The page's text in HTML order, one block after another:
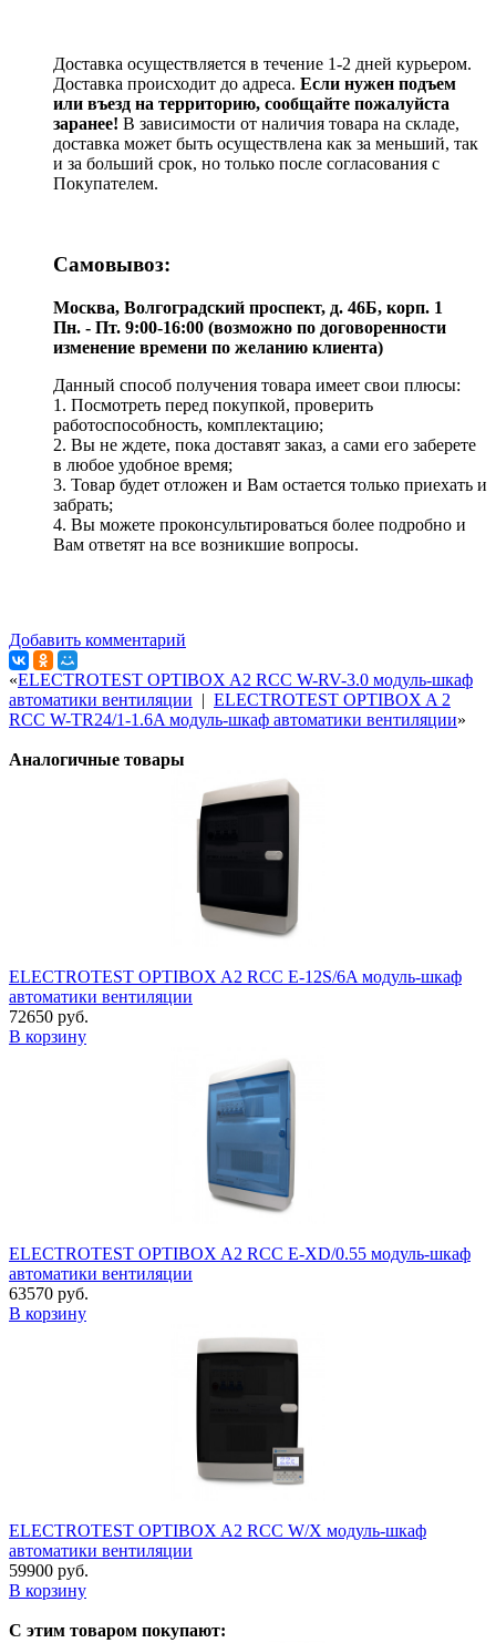
Доставка осуществляется в течение 1-2 дней курьером.
Доставка происходит до адреса. Если нужен подъем
или въезд на территорию, сообщайте пожалуйста
заранее! В зависимости от наличия товара на складе,
доставка может быть осуществлена как за меньший, так
и за больший срок, но только после согласования с
Покупателем.
Самовывоз:
Москва, Волгоградский проспект, д. 46Б, корп. 1
Пн. - Пт. 9:00-16:00 (возможно по договоренности
изменение времени по желанию клиента)
Данный способ получения товара имеет свои плюсы:
1. Посмотреть перед покупкой, проверить
работоспособность, комплектацию;
2. Вы не ждете, пока доставят заказ, а сами его заберете
в любое удобное время;
3. Товар будет отложен и Вам остается только приехать и
забрать;
4. Вы можете проконсультироваться более подробно и
Вам ответят на все возникшие вопросы.
Добавить комментарий
«ELECTROTEST OPTIBOX A2 RCC W-RV-3.0 модуль-шкаф
автоматики вентиляции | ELECTROTEST OPTIBOX A 2
RCC W-TR24/1-1.6A модуль-шкаф автоматики вентиляции»
Аналогичные товары
ELECTROTEST OPTIBOX A2 RCC E-12S/6A модуль-шкаф
автоматики вентиляции
72650 руб.
В корзину
ELECTROTEST OPTIBOX A2 RCC E-XD/0.55 модуль-шкаф
автоматики вентиляции
63570 руб.
В корзину
ELECTROTEST OPTIBOX A2 RCC W/X модуль-шкаф
автоматики вентиляции
59900 руб.
В корзину
С этим товаром покупают: